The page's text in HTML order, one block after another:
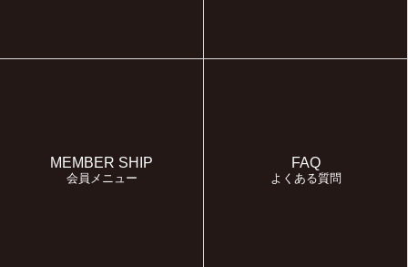
MEMBER SHIP
会員メニュー
FAQ
よくある質問